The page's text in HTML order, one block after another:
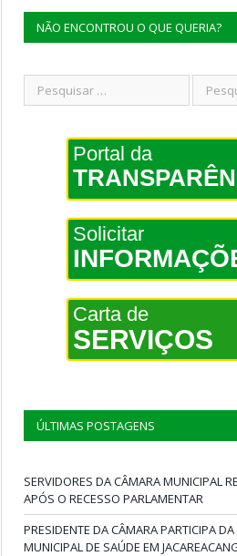
NÃO ENCONTROU O QUE QUERIA?
Portal da
Solicitar
Carta de
SERVIÇOS
ÚLTIMAS POSTAGENS
SERVIDORES DA CÂMARA MUNICIPAL
APÓS O RECESSO PARLAMENTAR
PRESIDENTE DA CÂMARA PARTICIPA
MUNICIPAL DE SAÚDE EM